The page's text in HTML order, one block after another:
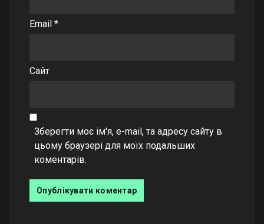
Email *
Сайт
Зберегти моє ім'я, e-mail, та адресу сайту в
цьому браузері для моїх подальших
коментарів.